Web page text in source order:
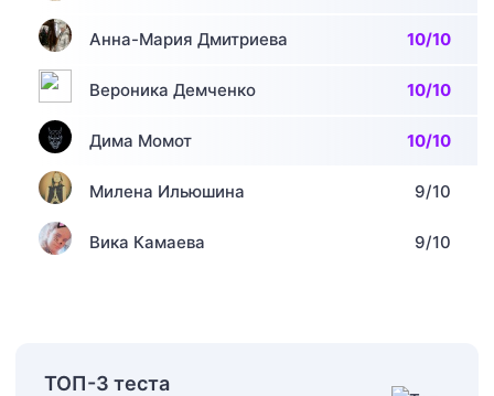
Анна-Мария Дмитриева 10/10
Вероника Демченко 10/10
Дима Момот 10/10
Милена Ильюшина 9/10
Вика Камаева 9/10
ТОП-3 теста